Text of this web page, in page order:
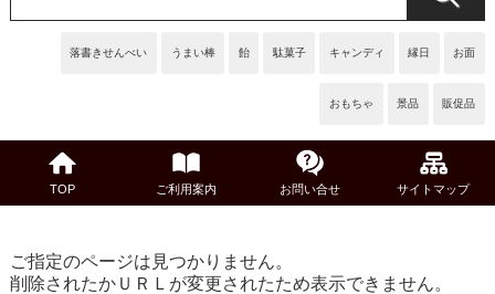
落書きせんべい うまい棒 飴 駄菓子 キャンディ 縁日 お面
おもちゃ 景品 販促品
TOP ご利用案内 お問い合せ サイトマップ
ご指定のページは見つかりません。
削除されたかＵＲＬが変更されたため表示できません。